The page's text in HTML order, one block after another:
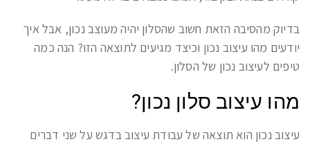
בדיוק מהסיבה הזאת חשוב שהסלון יהיה מעוצב נכון, אבל איך
יודעים מהו עיצוב נכון וכיצד מגיעים לתוצאה הזו? הנה כמה
טיפים לעיצוב נכון של הסלון.
מהו עיצוב סלון נכון?
עיצוב נכון הוא תוצאה של עבודת עיצוב בדגש על שני דברים